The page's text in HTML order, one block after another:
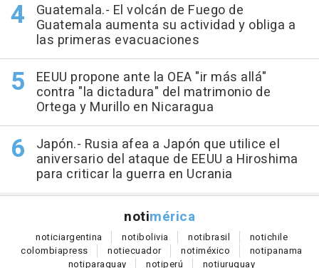
Guatemala.- El volcán de Fuego de
Guatemala aumenta su actividad y obliga a
las primeras evacuaciones
EEUU propone ante la OEA "ir más allá"
contra "la dictadura" del matrimonio de
Ortega y Murillo en Nicaragua
Japón.- Rusia afea a Japón que utilice el
aniversario del ataque de EEUU a Hiroshima
para criticar la guerra en Ucrania
notimérica
noticiargentina notibolivia notibrasil notichile
colombiapress notiecuador notiméxico notipanama
notiparaguay notiperú notiuruguay